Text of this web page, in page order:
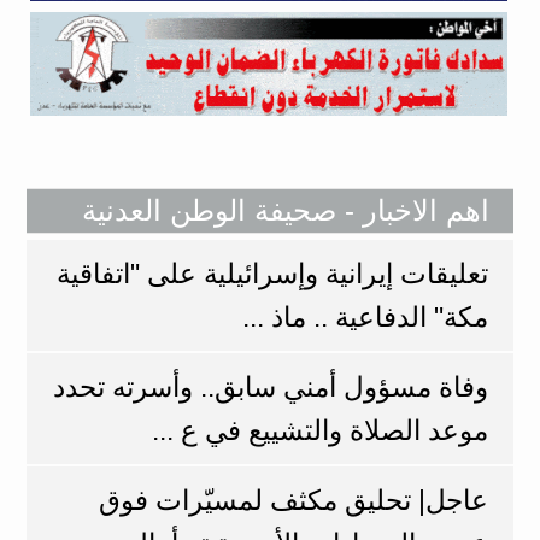
اهم الاخبار - صحيفة الوطن العدنية
تعليقات إيرانية وإسرائيلية على "اتفاقية
مكة" الدفاعية .. ماذ ...
وفاة مسؤول أمني سابق.. وأسرته تحدد
موعد الصلاة والتشييع في ع ...
عاجل| تحليق مكثف لمسيّرات فوق